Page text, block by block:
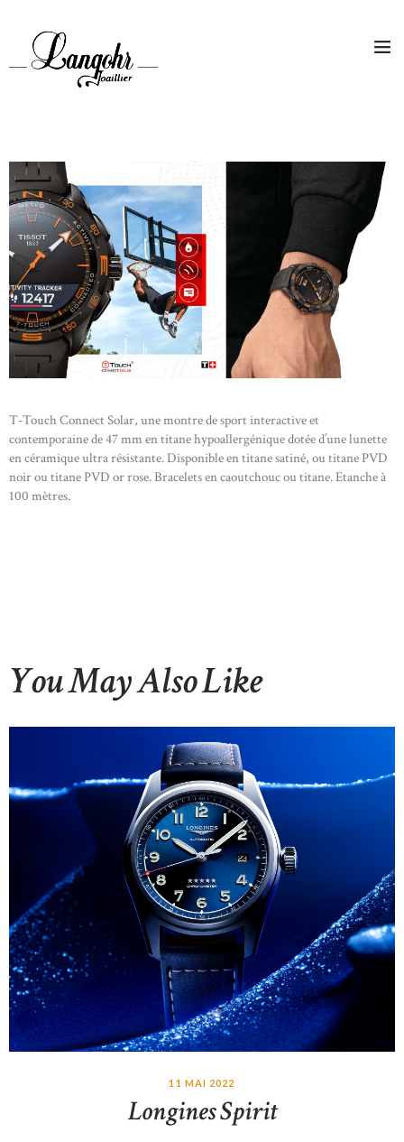
PROMOTIONS
CONTACT
T-Touch Connect Solar, une montre de sport interactive et
contemporaine de 47 mm en titane hypoallergénique dotée d’une lunette
en céramique ultra résistante. Disponible en titane satiné, ou titane PVD
noir ou titane PVD or rose. Bracelets en caoutchouc ou titane. Etanche à
100 mètres.
You May Also Like
11 MAI 2022
Longines Spirit